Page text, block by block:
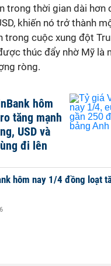
trong thời gian dài hơn
khiến nó trở thành
trong cuộc xung đột
thúc đẩy nhờ Mỹ là
ròng.
hôm
tăng mạnh
USD và
đi lên
hôm nay 1/4 đồng loạt